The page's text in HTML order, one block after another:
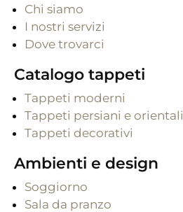
Chi siamo
I nostri servizi
Dove trovarci
Catalogo tappeti
Tappeti moderni
Tappeti persiani e orientali
Tappeti decorativi
Ambienti e design
Soggiorno
Sala da pranzo